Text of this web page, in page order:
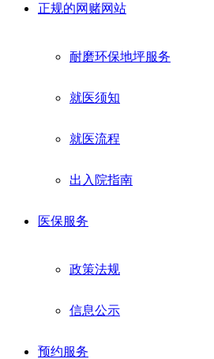
正规的网赌网站
耐磨环保地坪服务
就医须知
就医流程
出入院指南
医保服务
政策法规
信息公示
预约服务